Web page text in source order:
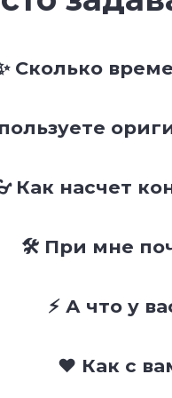
Сколько
Как насчет
🛠 При мне
⚡ А что у
❤️ Как с